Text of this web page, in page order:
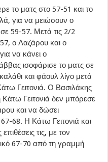
το ματς στο 57-51 και το
για να μειώσουν ο
59-57. Μετά τις 2/2
ο Λαζάρου και ο
να κάνει ο
ισοφάρισε το ματς σε
και φάουλ λίγο μετά
Γειτονιά. Ο Βασιλάκης
Γειτονιά δεν μπόρεσε
και να δώσει
68. Η Κάτω Γειτονιά και
τις, με τον
67-70 από τη γραμμή